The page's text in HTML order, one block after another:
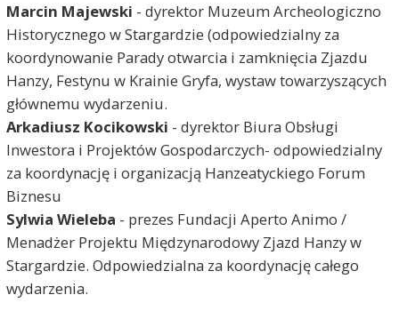
Marcin Majewski - dyrektor Muzeum Archeologiczno
Historycznego w Stargardzie (odpowiedzialny za
koordynowanie Parady otwarcia i zamknięcia Zjazdu
Hanzy, Festynu w Krainie Gryfa, wystaw towarzyszących
głównemu wydarzeniu.
Arkadiusz Kocikowski - dyrektor Biura Obsługi
Inwestora i Projektów Gospodarczych- odpowiedzialny
za koordynację i organizacją Hanzeatyckiego Forum
Biznesu
Sylwia Wieleba - prezes Fundacji Aperto Animo /
Menadżer Projektu Międzynarodowy Zjazd Hanzy w
Stargardzie. Odpowiedzialna za koordynację całego
wydarzenia.